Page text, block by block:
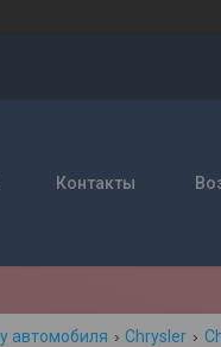
Контакты
автомобиля Chrysler